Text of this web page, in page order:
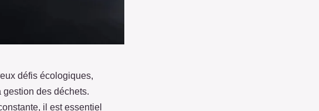
défis écologiques,
des déchets.
il est essentiel